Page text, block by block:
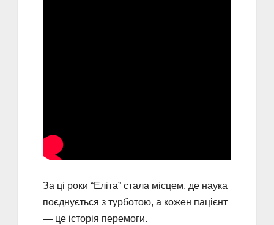
За ці роки “Еліта” стала місцем, де наука
поєднується з турботою, а кожен пацієнт
— це історія перемоги.